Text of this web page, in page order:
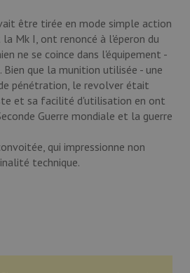
être tirée en mode simple action
Mk I, ont renoncé à l'éperon du
ne se coince dans l'équipement -
que la munition utilisée - une
pénétration, le revolver était
et sa facilité d'utilisation en ont
Guerre mondiale et la guerre
qui impressionne non
technique.